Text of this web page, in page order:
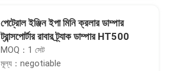
পেট্রোল ইঞ্জিন ইপা মিনি ক্রলার ডাম্পার
ট্রান্সপোর্টার রাবার ট্র্যাক ডাম্পার HT500
MOQ：1 সেট
মূল্য：negotiable